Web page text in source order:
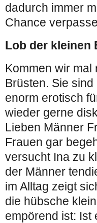
dadurch immer
Chance
Lob der kleinen
Kommen wir
Brüsten. Sie
enorm erotisch
wieder gerne
Lieben Männer
Frauen gar
versucht Ina zu
der Männer
im Alltag zeigt
die hübsche
empörend ist: Ist